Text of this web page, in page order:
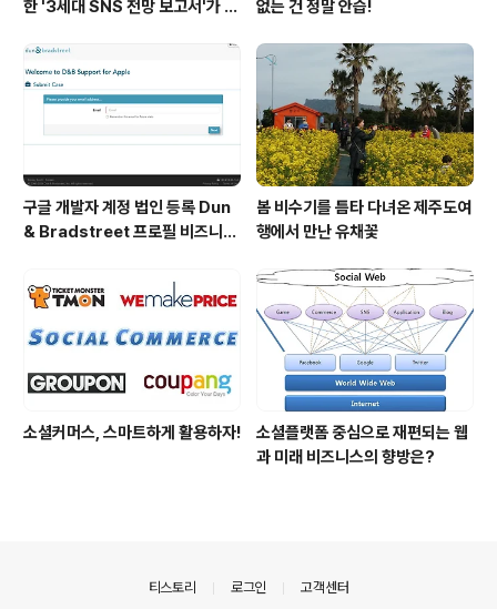
한 '3세대 SNS 전망 보고서'가 발
없는 건 정말 안습!
구글 개발자 계정 법인 등록 Dun
& Bradstreet 프로필 비즈니스
봄 비수기를 틈타 다녀온 제주도여
행에서 만난 유채꽃
소셜커머스, 스마트하게 활용하자!
소셜플랫폼 중심으로 재편되는 웹
과 미래 비즈니스의 향방은?
티스토리 로그인 고객센터